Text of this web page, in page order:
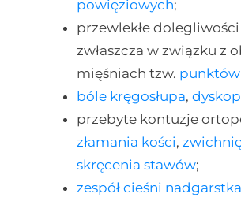
powięziowych;
przewlekłe
zwłaszcza w związku z
mięśniach tzw.
bóle kręgosłupa,
przebyte kontuzje
złamania kości,
skręcenia stawów;
zespół cieśni nadgarstka